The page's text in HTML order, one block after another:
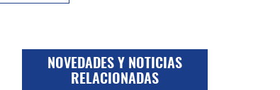
NOVEDADES Y NOTICIAS
RELACIONADAS